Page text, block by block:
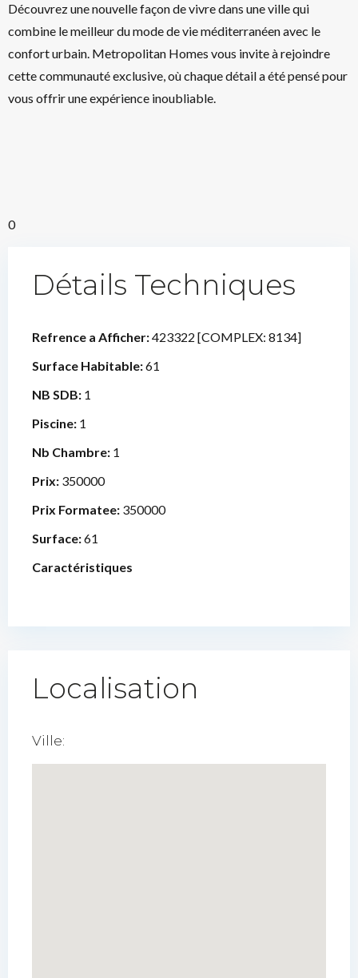
Découvrez une nouvelle façon de vivre dans une ville qui
combine le meilleur du mode de vie méditerranéen avec le
confort urbain. Metropolitan Homes vous invite à rejoindre
cette communauté exclusive, où chaque détail a été pensé pour
vous offrir une expérience inoubliable.
0
Détails Techniques
Refrence a Afficher:423322 [COMPLEX: 8134]
Surface Habitable:61
NB SDB: 1
Piscine: 1
Nb Chambre: 1
Prix: 350000
Prix Formatee: 350000
Surface:61
Caractéristiques
Localisation
Ville: